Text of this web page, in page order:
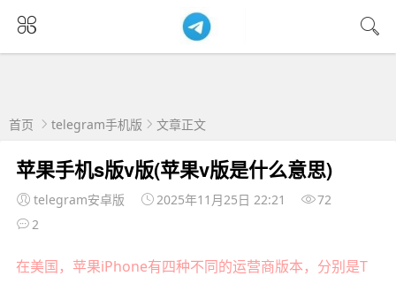
首页 telegram手机版 文章正文
苹果手机s版v版(苹果v版是什么意思)
telegram安卓版 2025年11月25日 22:21
72
2
在美国，苹果iPhone有四种不同的运营商版本，分别是T